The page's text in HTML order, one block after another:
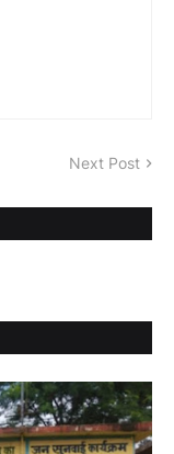
Next Post